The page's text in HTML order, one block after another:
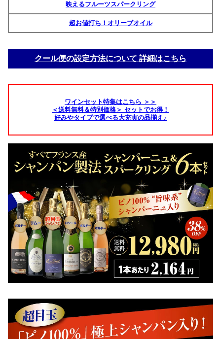
映えるフルーツスパークリング
超お値打ち！オリーブオイル
クール便の設定方法について 詳細はこちら
ワインセット特集はこちら ＞＞
＜送料無料＆特別価格＞ セットでお得！
好みやタイプで選べる大充実の品揃え♪